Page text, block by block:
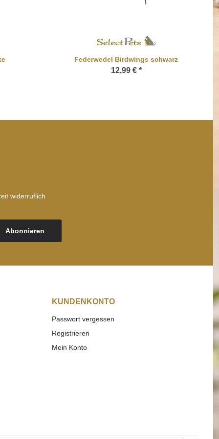
Federwedel Birdwings schwarz
12,99 € *
widerruflich
Abonnieren
KUNDENKONTO
Passwort vergessen
Registrieren
Mein Konto